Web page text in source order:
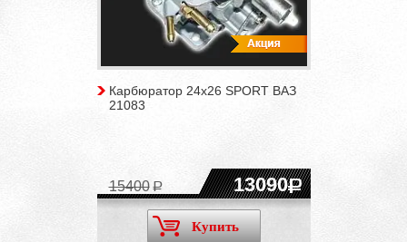
Карбюратор 24x26 SPORT ВАЗ
21083
13090
15400
Купить